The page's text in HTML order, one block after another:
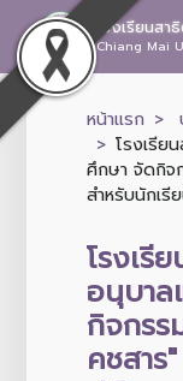
โรงเรียนส
Chiang Mai
หน้าแรก
โรงเรีย
ศึกษา จัดกิจ
สำหรับนักเรี
โรงเรี
อนุบาล
กิจกร
คชสาร